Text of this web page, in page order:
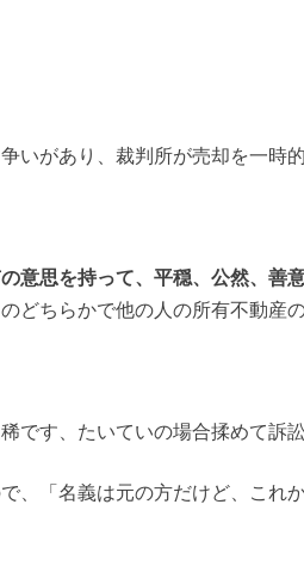
いがあり、裁判所が売却を一時
の意思を持って、平穏、公然、
のどちらかで他の人の所有不動産
です、たいていの場合揉めて訴
、
「名義は元の方だけど、これ